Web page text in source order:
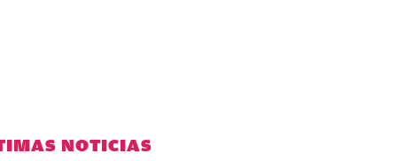
NOTICIAS